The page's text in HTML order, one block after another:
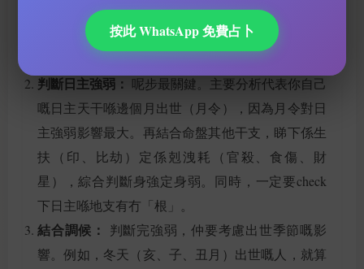
精準排盤：一定要有準確無誤嘅八字命盤，尤其係
出世時辰，如果時辰唔準，後面所有分析都係嘥
判斷日主強弱： 呢步最關鍵。主要分析代表你自己
嘅日主天干喺邊個月出世（月令），因為月令對日
主強弱影響最大。再結合命盤其他干支，睇下係生
扶（印、比劫）定係剋洩耗（官殺、食傷、財
星），綜合判斷身強定身弱。同時，一定要check
下日主喺地支有冇「根」。
結合調候：
判斷完強弱，仲要考慮出世季節嘅影
響。例如，冬天（亥、子、丑月）出世嘅人，就算
按此 WhatsApp 免費占卜